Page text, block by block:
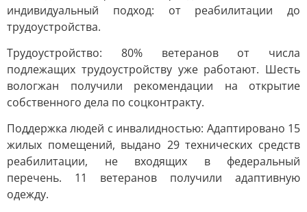
индивидуальный подход: от реабилитации до
трудоустройства.
Трудоустройство: 80% ветеранов от числа
подлежащих трудоустройству уже работают. Шесть
вологжан получили рекомендации на открытие
собственного дела по соцконтракту.
Поддержка людей с инвалидностью: Адаптировано 15
жилых помещений, выдано 29 технических средств
реабилитации, не входящих в федеральный
перечень. 11 ветеранов получили адаптивную
одежду.